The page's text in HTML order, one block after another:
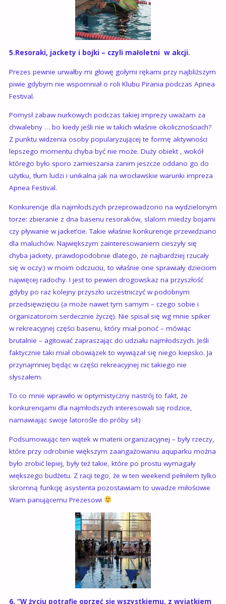
5.Resoraki, jackety i bojki – czyli małoletni w akcji.
Prezes pewnie urwałby mi głowę gołymi rękami przy najbliższym
piwie gdybym nie wspomniał o roli Klubu Pirania podczas Apnea
Festival.
Pomysł zabaw nurkowych podczas takiej imprezy uważam za
chwalebny … bo kiedy jeśli nie w takich właśnie okolicznościach?
Z punktu widzenia osoby popularyzującej te formę aktywności
lepszego momentu chyba być nie może. Duży obiekt , wokół
którego było sporo zamieszania zanim jeszcze oddano go do
użytku, tłum ludzi i unikalna jak na wrocławskie warunki impreza
Apnea Festival.
Konkurencje dla najmłodszych przeprowadzono na wydzielonym
torze: zbieranie z dna basenu resoraków, slalom miedzy bojami
czy pływanie w jacket’cie. Takie właśnie konkurencje przewidziano
dla maluchów. Największym zainteresowaniem cieszyły się
chyba jackety, prawdopodobnie dlatego, że najbardziej rzucały
się w oczy:) w moim odczuciu, to właśnie one sprawiały dzieciom
najwięcej radochy. I jest to pewien drogowskaz na przyszłość
gdyby po raz kolejny przyszło uczestniczyć w podobnym
przedsięwzięciu (a może nawet tym samym – czego sobie i
organizatorom serdecznie życzę). Nie spisał się wg mnie spiker
w rekreacyjnej części basenu, który miał ponoć – mówiąc
brutalnie – agitować zapraszając do udziału najmłodszych. Jeśli
faktycznie taki miał obowiązek to wywiązał się niego kiepsko. Ja
przynajmniej będąc w części rekreacyjnej nic takiego nie
słyszałem.
To co mnie wprawiło w optymistyczny nastrój to fakt, że
konkurencjami dla najmłodszych interesowali się rodzice,
namawiając swoje latorośle do próby sił:)
Podsumowując ten wątek w materii organizacyjnej – były rzeczy,
które przy odrobinie większym zaangażowaniu aquparku można
było zrobić lepiej, były też takie, które po prostu wymagały
większego budżetu. Z racji tego, że w ten weekend pełniłem tylko
skromną funkcję asystenta pozostawiam to uwadze miłościwie
Wam panującemu Prezesowi
6. “W życiu potrafię oprzeć się wszystkiemu, z wyjątkiem